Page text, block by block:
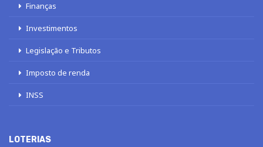
Finanças
Investimentos
Legislação e Tributos
Imposto de renda
INSS
LOTERIAS